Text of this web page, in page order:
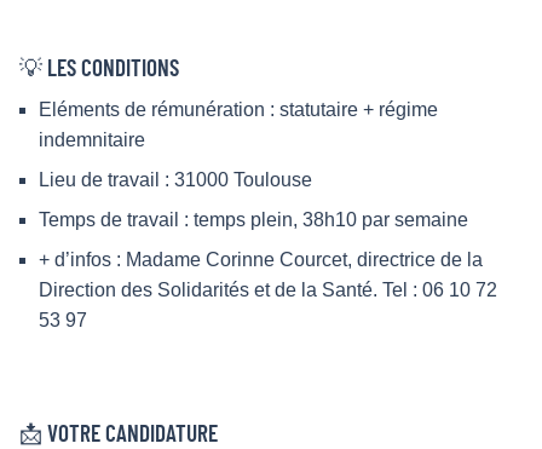
💡 LES CONDITIONS
Eléments de rémunération : statutaire + régime
indemnitaire
Lieu de travail : 31000 Toulouse
Temps de travail : temps plein, 38h10 par semaine
+ d’infos : Madame Corinne Courcet, directrice de la
Direction des Solidarités et de la Santé. Tel : 06 10 72
53 97
📩 VOTRE CANDIDATURE